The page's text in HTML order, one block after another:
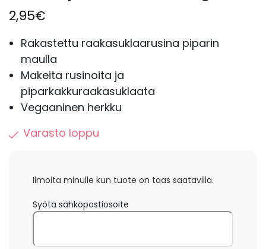
2,95€
Rakastettu raakasuklaarusina piparin
maulla
Makeita rusinoita ja
piparkakkuraakasuklaata
Vegaaninen herkku
Varasto loppu
Ilmoita minulle kun tuote on taas saatavilla.
Syötä sähköpostiosoite